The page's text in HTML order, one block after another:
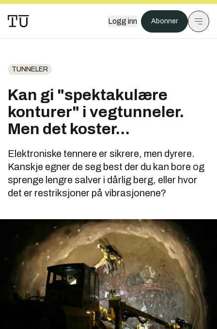
Logg inn Abonner
TUNNELER
Kan gi "spektakulære
konturer" i vegtunneler.
Men det koster...
Elektroniske tennere er sikrere, men dyrere.
Kanskje egner de seg best der du kan bore og
sprenge lengre salver i dårlig berg, eller hvor
det er restriksjoner på vibrasjonene?